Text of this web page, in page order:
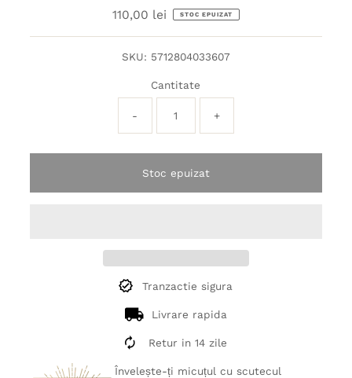
Preț
110,00 lei STOC EPUIZAT
SKU: 5712804033607
Cantitate
- +
Stoc epuizat
Tranzactie sigura
Livrare rapida
Retur in 14 zile
Învelește-ți micuțul cu scutecul